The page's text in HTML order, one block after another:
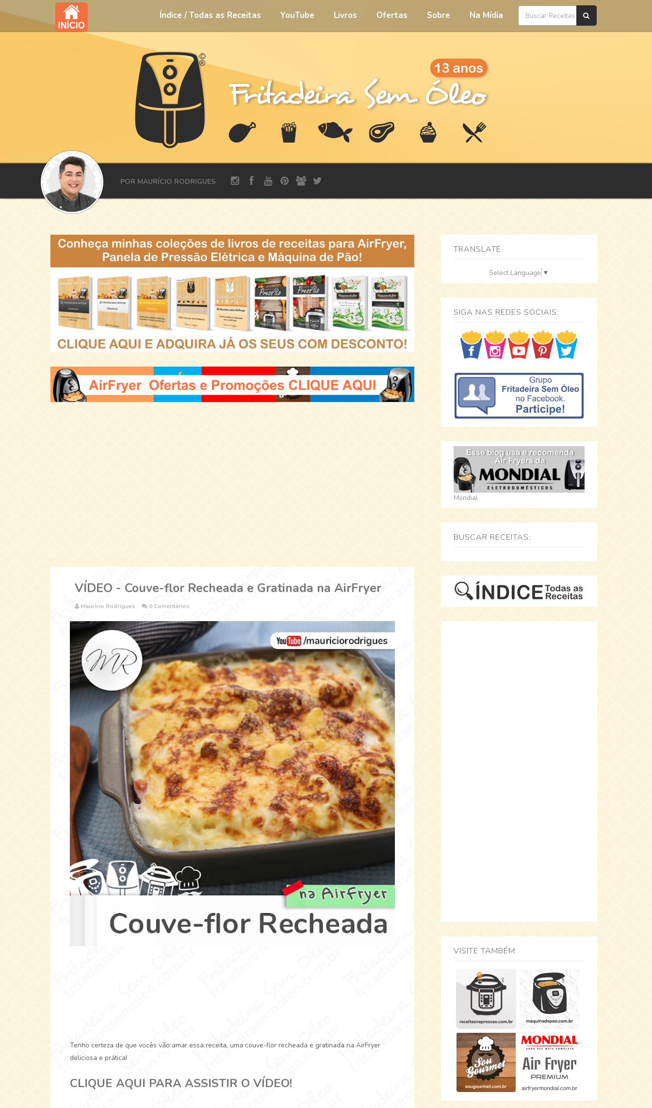
Índice / Todas as Receitas YouTube Livros Ofertas Sobre Na Mídia
POR MAURÍCIO RODRIGUES
VÍDEO - Couve-flor Recheada e Gratinada na AirFryer
Maurício Rodrigues 0 Comentários
Tenho certeza de que vocês vão amar essa receita, uma couve-flor recheada e gratinada na AirFryer
deliciosa e prática!
CLIQUE AQUI PARA ASSISTIR O VÍDEO!
TRANSLATE
Select Language ▼
SIGA NAS REDES SOCIAIS:
Mondial
BUSCAR RECEITAS:
VISITE TAMBÉM